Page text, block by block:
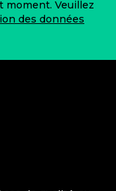
moment. Veuillez
des données